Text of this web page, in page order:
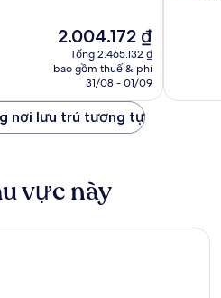
Giá
hiện
tại
2.004.172 ₫
2.004.172 ₫
Tổng 2.465.132 ₫
bao gồm thuế & phí
31/08 - 01/09
nơi lưu trú tương tự
vực này